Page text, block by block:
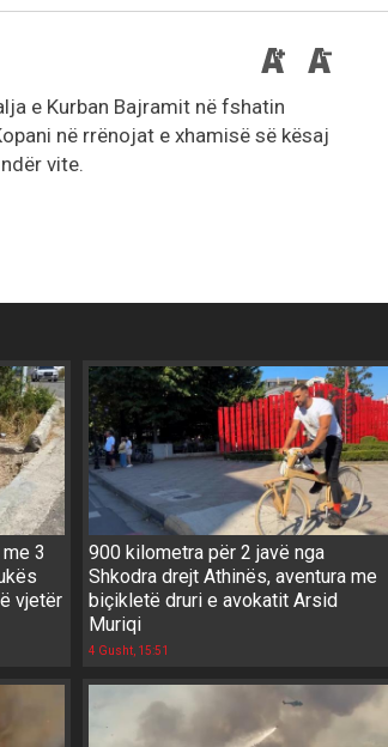
e Kurban Bajramit në fshatin
në rrënojat e xhamisë së kësaj
vite.
3
vjetër
900 kilometra për 2 javë nga
Shkodra drejt Athinës, aventura me
biçikletë druri e avokatit Arsid
Muriqi
4 Gusht, 15:51